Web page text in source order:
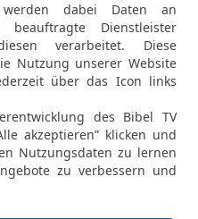
den
ihnen Schlimmes
DER SLT LESEN